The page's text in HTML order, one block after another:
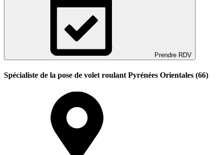
Prendre RDV
Spécialiste de la pose de volet roulant Pyrénées Orientales (66)